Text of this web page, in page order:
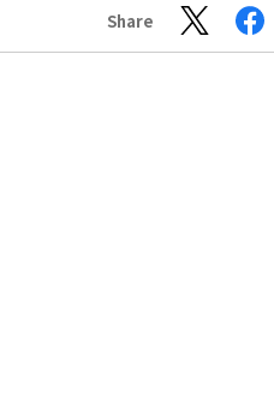
Share